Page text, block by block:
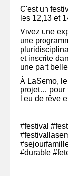
C'est un
les 12,13 et
Vivez une
une
et inscrite
une part
À LaSemo,
projet… pour
lieu de rêve
#festival
#durable